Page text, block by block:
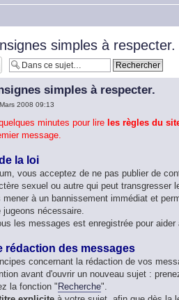
simples à respecter.
simples à respecter.
2008 09:13
minutes pour lire les règles du
message.
la loi
vous acceptez de ne pas publier de
sexuel ou autre qui peut transgresser
mener à un bannissement immédiat et
jugeons nécessaire.
les messages est enregistrée pour
rédaction des messages
concernant la rédaction de vos
avant d'ouvrir un nouveau sujet :
la fonction " Recherche".